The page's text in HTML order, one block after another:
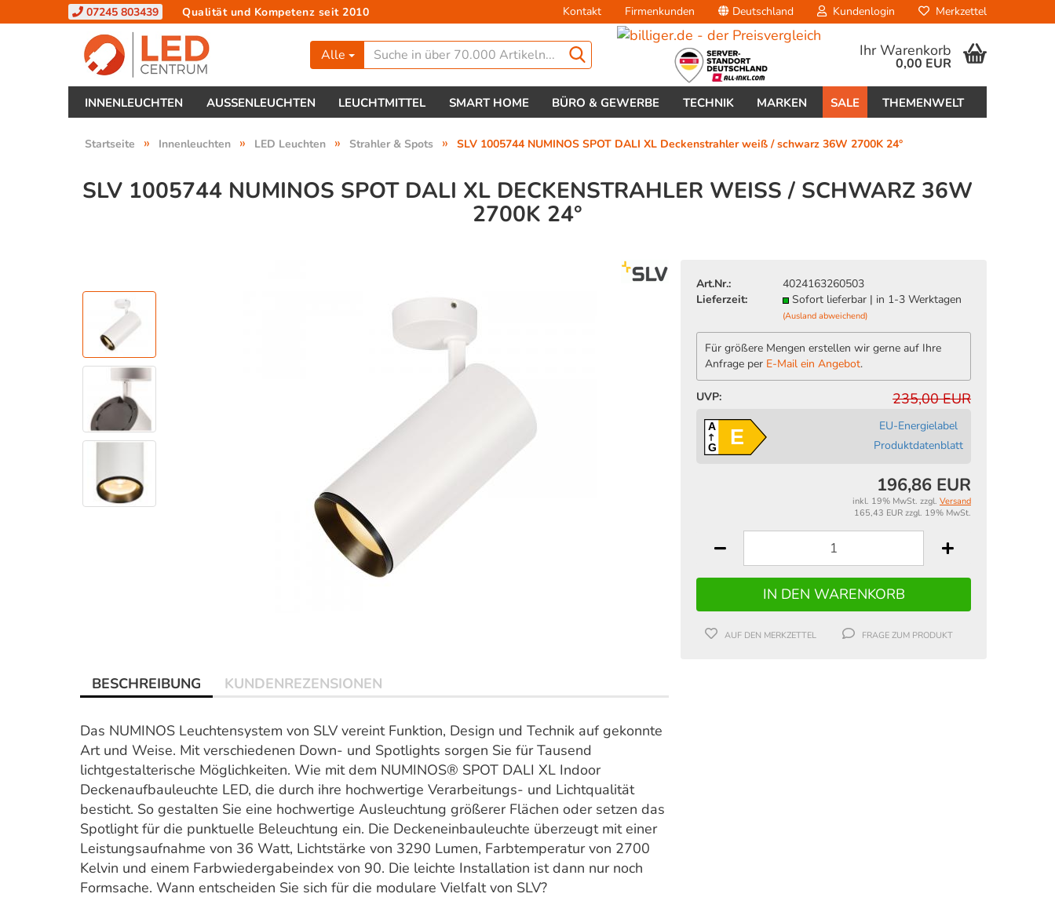
07245 803439 Qualität und Kompetenz seit 2010 Kontakt Firmenkunden Deutschland
Lieferland
Kundenlogin
Passwort vergessen?
Merkzettel
Alle Ihr Warenkorb
0,00 EUR
INNENLEUCHTEN AUSSENLEUCHTEN LEUCHTMITTEL SMART HOME BÜRO & GEWERBE TECHNIK MARKEN SALE THEMENWELT
Startseite » Innenleuchten » LED Leuchten » Strahler & Spots » SLV 1005744 NUMINOS SPOT DALI XL Deckenstrahler weiß / schwarz 36W 2700K 24°
SLV 1005744 NUMINOS SPOT DALI XL DECKENSTRAHLER WEISS / SCHWARZ 36W 2
700K 24°
Art.Nr.:
4024163260503
Lieferzeit:
Sofort lieferbar | in 1-3 Werktagen
(Ausland abweichend)
Für größere Mengen erstellen wir gerne auf Ihre
Anfrage per E-Mail ein Angebot.
UVP: 235,00 EUR
A
GE
EU-Energielabel
Produktdatenblatt
196,86 EUR
inkl. 19% MwSt. zzgl. Versand
165,43 EUR zzgl. 19% MwSt.
AUF DEN MERKZETTEL FRAGE ZUM PRODUKT
BESCHREIBUNG KUNDENREZENSIONEN
Das NUMINOS Leuchtensystem von SLV vereint Funktion, Design und Technik auf gekonnte
Art und Weise. Mit verschiedenen Down- und Spotlights sorgen Sie für Tausend
lichtgestalterische Möglichkeiten. Wie mit dem NUMINOS® SPOT DALI XL Indoor
Deckenaufbauleuchte LED, die durch ihre hochwertige Verarbeitungs- und Lichtqualität
besticht. So gestalten Sie eine hochwertige Ausleuchtung größerer Flächen oder setzen das
Spotlight für die punktuelle Beleuchtung ein. Die Deckeneinbauleuchte überzeugt mit einer
Leistungsaufnahme von 36 Watt, Lichtstärke von 3290 Lumen, Farbtemperatur von 2700
Kelvin und einem Farbwiedergabeindex von 90. Die leichte Installation ist dann nur noch
Formsache. Wann entscheiden Sie sich für die modulare Vielfalt von SLV?